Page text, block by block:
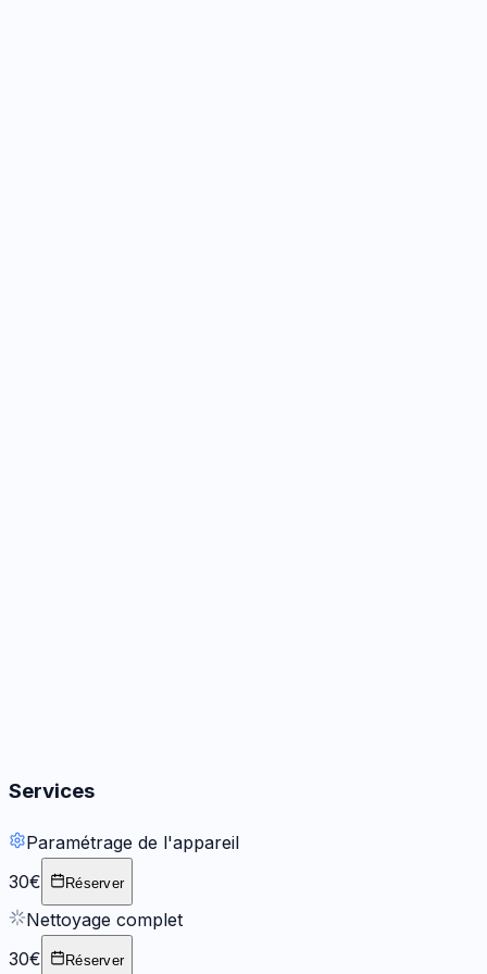
Services
Paramétrage de l'appareil
30€
Réserver
Nettoyage complet
30€
Réserver